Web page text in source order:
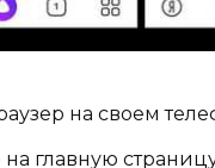
на своем
главную